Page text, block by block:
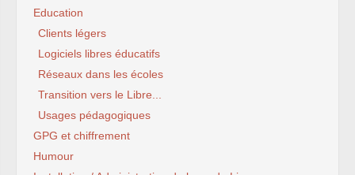
Education
Clients légers
Logiciels libres éducatifs
Réseaux dans les écoles
Transition vers le Libre...
Usages pédagogiques
GPG et chiffrement
Humour